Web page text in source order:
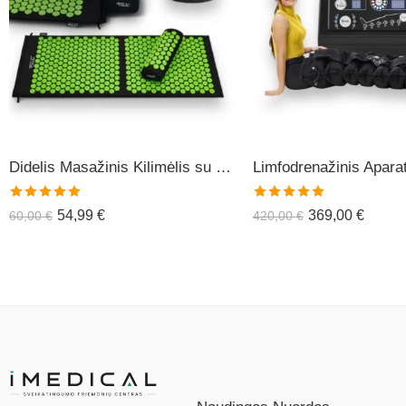
Didelis Masažinis Kilimėlis su Pagalve XL-CLASSIC1
Įvertinimas:
5.00iš 5
60,00€ 54,99 €
Įvertinimas:
5.00iš 5
420,00€ 369,00 €